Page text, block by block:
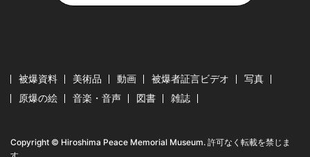
被爆資料 美術品 動画 被爆者証言ビデオ
写真
原爆の絵
音楽・音声 図書 雑誌
Copyright © Hiroshima Peace Memorial Museum. 許可なく転載を禁じま